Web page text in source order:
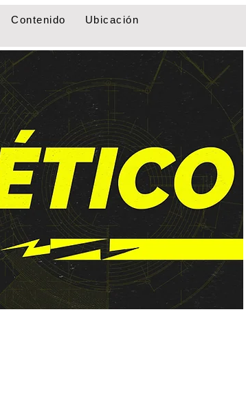
Contenido Ubicación